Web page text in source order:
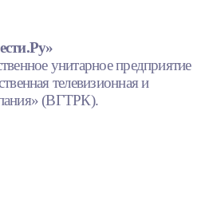
унитарное предприятие
телевизионная и
(ВГТРК).